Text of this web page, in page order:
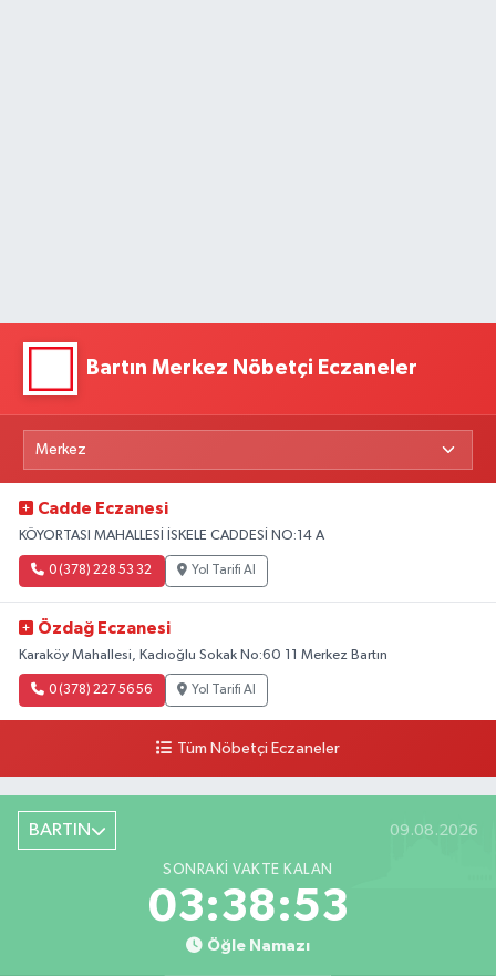
Bartın Merkez Nöbetçi Eczaneler
Cadde Eczanesi
KÖYORTASI MAHALLESİ İSKELE CADDESİ NO:14 A
0 (378) 228 53 32 Yol Tarifi Al
Özdağ Eczanesi
Karaköy Mahallesi, Kadıoğlu Sokak No:60 11 Merkez Bartın
0 (378) 227 56 56 Yol Tarifi Al
Tüm Nöbetçi Eczaneler
BARTIN 09.08.2026
SONRAKI VAKTE KALAN
03:38:52
Öğle Namazı